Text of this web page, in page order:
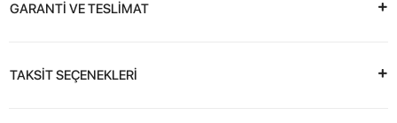
GARANTİ VE TESLİMAT
TAKSİT SEÇENEKLERİ